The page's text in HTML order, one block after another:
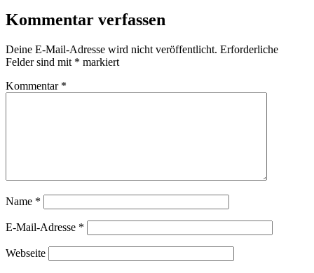
Kommentar verfassen
Deine E-Mail-Adresse wird nicht veröffentlicht. Erforderliche
Felder sind mit * markiert
Kommentar *
Name *
E-Mail-Adresse *
Webseite